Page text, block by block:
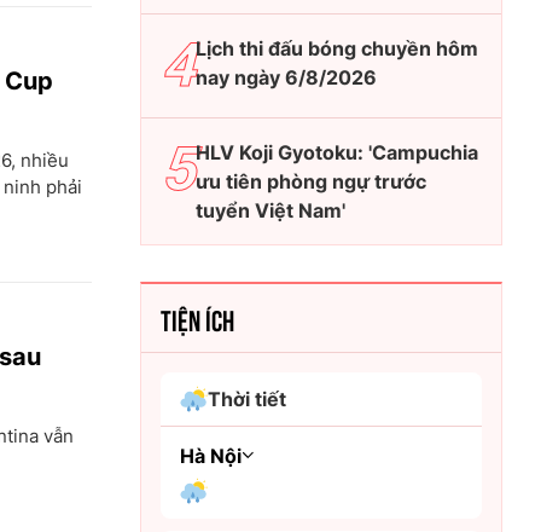
nhiều
phải
vẫn
Lịch thi đấu bóng chuyền hôm
nay ngày 6/8/2026
HLV Koji Gyotoku: 'Campuchia
ưu tiên phòng ngự trước
tuyển Việt Nam'
TIỆN ÍCH
Thời tiết
Hà Nội